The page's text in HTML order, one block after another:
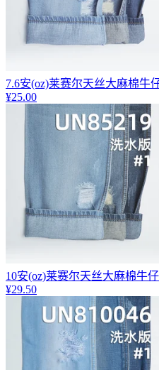
7.6安(oz)莱赛尔天丝大麻棉牛
¥25.00
10安(oz)莱赛尔天丝大麻棉牛
¥29.50